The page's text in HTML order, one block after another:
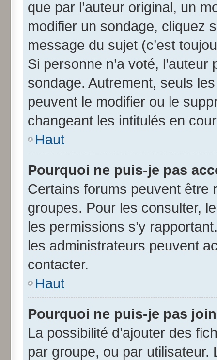
que par l’auteur original, un
modifier un sondage, cliquez
message du sujet (c’est
Si personne n’a voté,
sondage. Autrement, seuls
peuvent le modifier ou le
changeant les intitulés en
Haut
Pourquoi ne puis-je pas
Certains forums peuvent être
groupes. Pour les consulter,
les permissions s’y
les administrateurs peuvent
contacter.
Haut
Pourquoi ne puis-je pas
La possibilité d’ajouter des
par groupe, ou par utilisateur.